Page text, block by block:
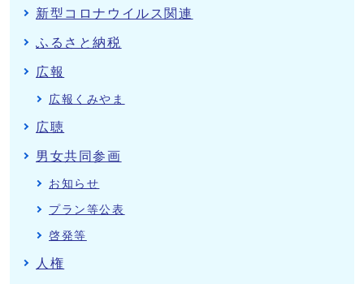
新型コロナウイルス関連
ふるさと納税
広報
広報くみやま
広聴
男女共同参画
お知らせ
プラン等公表
啓発等
人権